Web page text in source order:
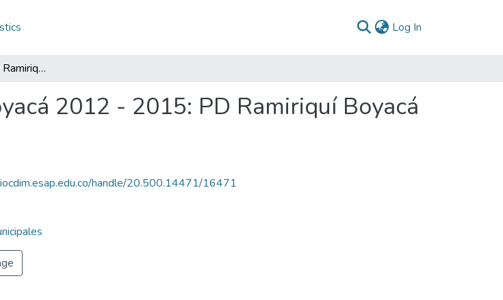
Log In
Plan de Desarrollo Ramiriquí Boyacá 2012 - 2015: PD Ramiriquí Boyacá 2012 - 2015
2012 - 2015: PD Ramiriquí Boyacá
handle/20.500.14471/16471